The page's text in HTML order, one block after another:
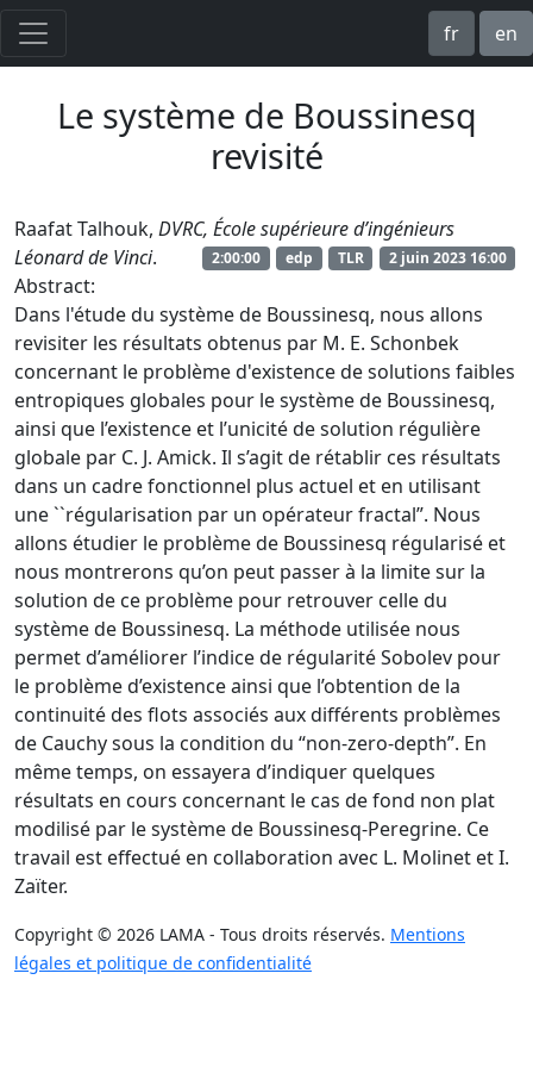
fr en
Le système de Boussinesq
revisité
Raafat Talhouk, DVRC, École supérieure d’ingénieurs
Léonard de Vinci. 2 juin 2023 16:00
TLR
edp
2:00:00
Abstract:
Dans l'étude du système de Boussinesq, nous allons
revisiter les résultats obtenus par M. E. Schonbek
concernant le problème d'existence de solutions faibles
entropiques globales pour le système de Boussinesq,
ainsi que l’existence et l’unicité de solution régulière
globale par C. J. Amick. Il s’agit de rétablir ces résultats
dans un cadre fonctionnel plus actuel et en utilisant
une ``régularisation par un opérateur fractal”. Nous
allons étudier le problème de Boussinesq régularisé et
nous montrerons qu’on peut passer à la limite sur la
solution de ce problème pour retrouver celle du
système de Boussinesq. La méthode utilisée nous
permet d’améliorer l’indice de régularité Sobolev pour
le problème d’existence ainsi que l’obtention de la
continuité des flots associés aux différents problèmes
de Cauchy sous la condition du “non-zero-depth”. En
même temps, on essayera d’indiquer quelques
résultats en cours concernant le cas de fond non plat
modilisé par le système de Boussinesq-Peregrine. Ce
travail est effectué en collaboration avec L. Molinet et I.
Zaïter.
Copyright © 2026 LAMA - Tous droits réservés. Mentions
légales et politique de confidentialité